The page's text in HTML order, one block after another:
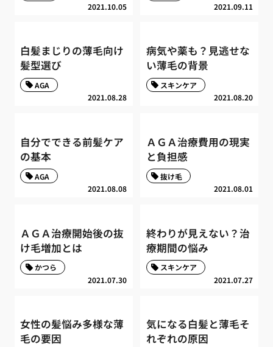
2021.10.05 2021.09.11
白髪まじりの薄毛向け
髪型選び
2021.08.28
AGA
病気や薬も？見逃せな
い薄毛の背景
2021.08.20
スキンケア
自分でできる前髪ケア
の基本
2021.08.08
AGA
ＡＧＡ治療費用の現実
と負担感
2021.08.01
抜け毛
ＡＧＡ治療開始後の抜
け毛増加とは
2021.07.30
かつら
終わりが見えない？治
療期間の悩み
2021.07.27
スキンケア
女性の髪悩み多様な薄
毛の要因
気になる白髪と薄毛そ
れぞれの原因